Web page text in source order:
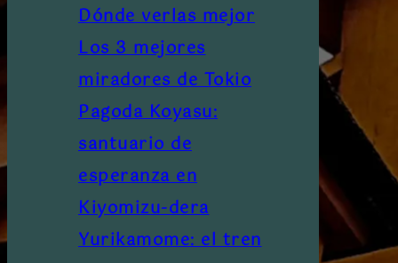
Dónde verlas mejor
Los 3 mejores
miradores de Tokio
Pagoda Koyasu:
santuario de
esperanza en
Kiyomizu-dera
Yurikamome: el tren